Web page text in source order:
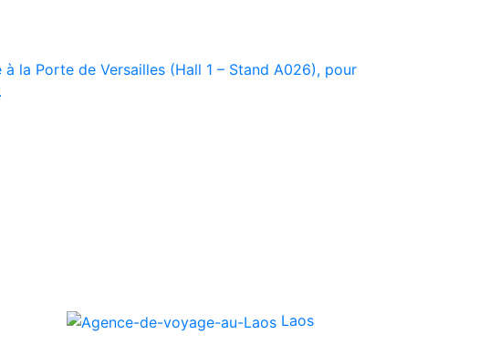
la Porte de Versailles (Hall 1 – Stand A026), pour
Laos